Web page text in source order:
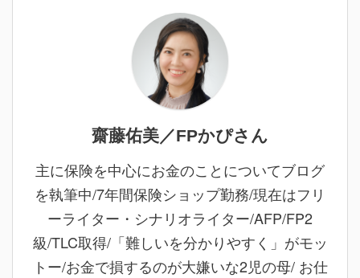
齋藤佑美／FPかぴさん
主に保険を中心にお金のことについてブログ
を執筆中/7年間保険ショップ勤務/現在はフリ
ーライター・シナリオライター/AFP/FP2
級/TLC取得/「難しいを分かりやすく」がモッ
トー/お金で損するのが大嫌いな2児の母/ お仕